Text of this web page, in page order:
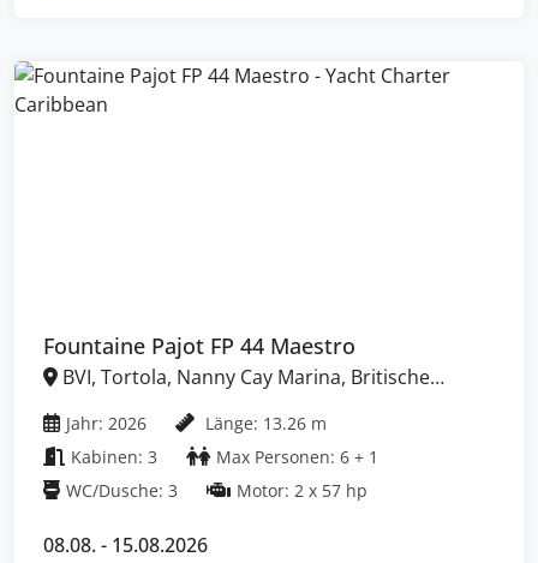
Fountaine Pajot FP 44 Maestro
Jahr: 2026
Länge: 13.26 m
Kabinen: 3
Max Personen: 6 + 1
WC/Dusche: 3
Motor: 2 x 57 hp
08.08. - 15.08.2026